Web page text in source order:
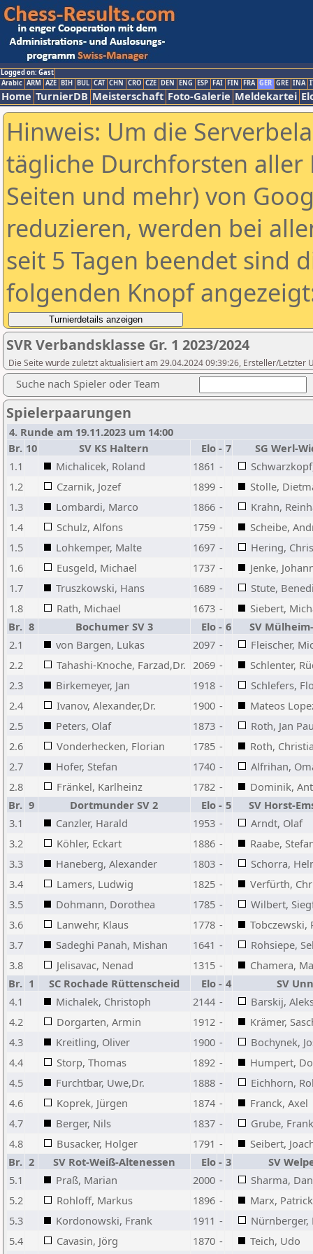
Logged on: Gast
Arabic ARM AZE BIH BUL CAT CHN CRO CZE DEN ENG ESP FAI FIN FRA GER GRE INA
Home TurnierDB Meisterschaft Foto-Galerie Meldekartei
Hinweis: Um die
tägliche Durchforsten aller
Seiten und mehr) von
reduzieren, werden bei
seit 5 Tagen beendet sind
folgenden Knopf
SVR Verbandsklasse Gr. 1 2023/2024
Die Seite wurde zuletzt aktualisiert am 29.04.2024 09:39:26, Ersteller/Letzter
Suche nach Spieler oder Team
Spielerpaarungen
4. Runde am 19.11.2023 um 14:00
Br. 10 SV KS Haltern Elo - 7
SG Werl-
1.1
Michalicek, Roland 1861 -
1.2
Czarnik, Jozef 1899 -
Stolle,
1.3
Lombardi, Marco 1866 -
Krahn,
1.4
Schulz, Alfons 1759 -
Scheibe,
1.5
Lohkemper, Malte 1697 -
Hering,
1.6
Eusgeld, Michael 1737 -
Jenke,
1.7
Truszkowski, Hans 1689 -
Stute,
1.8
Rath, Michael 1673 -
Siebert,
Br. 8 Bochumer SV 3 Elo - 6
SV
2.1
von Bargen, Lukas 2097 -
Fleischer,
2.2
Tahashi-Knoche, Farzad,Dr. 2069 -
Schlenter,
2.3
Birkemeyer, Jan 1918 -
Schlefers,
2.4
Ivanov, Alexander,Dr. 1900 -
Mateos
2.5
Peters, Olaf 1873 -
Roth, Jan
2.6
Vonderhecken, Florian 1785 -
Roth,
2.7
Hofer, Stefan 1740 -
Alfrihan,
2.8
Fränkel, Karlheinz 1782 -
Dominik,
Br. 9 Dortmunder SV 2 Elo - 5
SV Horst-
3.1
Canzler, Harald 1953 -
Arndt, Olaf
3.2
Köhler, Eckart 1886 -
Raabe,
3.3
Haneberg, Alexander 1803 -
Schorra,
3.4
Lamers, Ludwig 1825 -
Verfürth,
3.5
Dohmann, Dorothea 1785 -
Wilbert,
3.6
Lanwehr, Klaus 1778 -
Tobczewski,
3.7
Sadeghi Panah, Mishan 1641 -
Rohsiepe,
3.8
Jelisavac, Nenad 1315 -
Chamera,
Br. 1 SC Rochade Rüttenscheid Elo - 4
SV
4.1
Michalek, Christoph 2144 -
Barskij,
4.2
Dorgarten, Armin 1912 -
Krämer,
4.3
Kreitling, Oliver 1900 -
Bochynek,
4.4
Storp, Thomas 1892 -
Humpert,
4.5
Furchtbar, Uwe,Dr. 1888 -
Eichhorn,
4.6
Koprek, Jürgen 1874 -
Franck, Axel
4.7
Berger, Nils 1837 -
Grube, Frank
4.8
Busacker, Holger 1791 -
Seibert,
Br. 2 SV Rot-Weiß-Altenessen Elo - 3
SV
5.1
Praß, Marian 2000 -
Sharma,
5.2
Rohloff, Markus 1896 -
Marx, Patrick
5.3
Kordonowski, Frank 1911 -
Nürnberger,
5.4
Cavasin, Jörg 1870 - Teich, Udo